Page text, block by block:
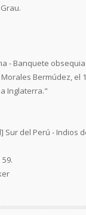
- Banquete
Bermúdez, el
Inglaterra."
Sur del Perú - Indios